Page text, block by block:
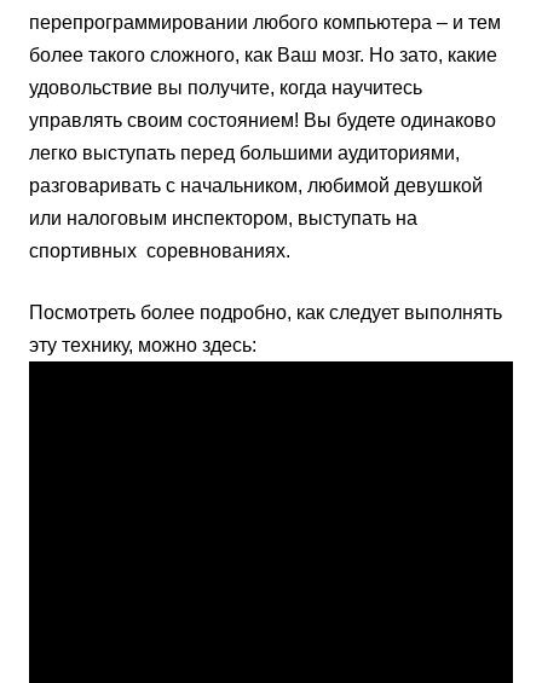
перепрограммировании любого компьютера – и тем
более такого сложного, как Ваш мозг. Но зато, какие
удовольствие вы получите, когда научитесь
управлять своим состоянием! Вы будете одинаково
легко выступать перед большими аудиториями,
разговаривать с начальником, любимой девушкой
или налоговым инспектором, выступать на
спортивных соревнованиях.
Посмотреть более подробно, как следует выполнять
эту технику, можно здесь: